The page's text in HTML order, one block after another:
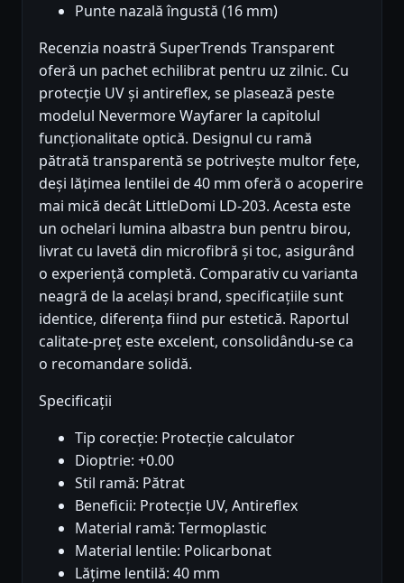
Punte nazală îngustă (16 mm)
Recenzia noastră SuperTrends Transparent
oferă un pachet echilibrat pentru uz zilnic. Cu
protecție UV și antireflex, se plasează peste
modelul Nevermore Wayfarer la capitolul
funcționalitate optică. Designul cu ramă
pătrată transparentă se potrivește multor fețe,
deși lățimea lentilei de 40 mm oferă o acoperire
mai mică decât LittleDomi LD-203. Acesta este
un ochelari lumina albastra bun pentru birou,
livrat cu lavetă din microfibră și toc, asigurând
o experiență completă. Comparativ cu varianta
neagră de la același brand, specificațiile sunt
identice, diferența fiind pur estetică. Raportul
calitate-preț este excelent, consolidându-se ca
o recomandare solidă.
Specificații
Tip corecție: Protecție calculator
Dioptrie: +0.00
Stil ramă: Pătrat
Beneficii: Protecție UV, Antireflex
Material ramă: Termoplastic
Material lentile: Policarbonat
Lățime lentilă: 40 mm